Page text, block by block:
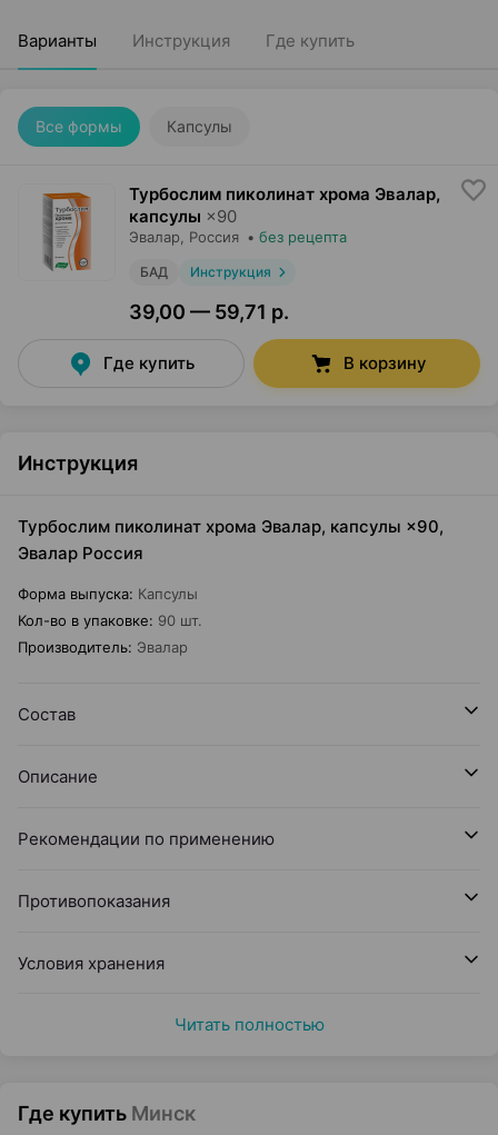
Варианты Инструкция Где купить
Все формы Капсулы
Турбослим пиколинат хрома Эвалар,
капсулы ×90
Эвалар , Россия • без рецепта
БАД Инструкция
39,00 — 59,71 р.
Где купить В корзину
Инструкция
Турбослим пиколинат хрома Эвалар, капсулы ×90,
Эвалар Россия
Форма выпуска: Капсулы
Кол-во в упаковке: 90 шт.
Производитель: Эвалар
Состав
Описание
Рекомендации по применению
Противопоказания
Условия хранения
Читать полностью
Где купить Минск